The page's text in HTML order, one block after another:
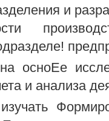
и
осноЕе
и анализа